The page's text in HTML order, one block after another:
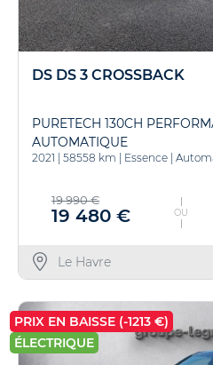
DS DS 3 CROSSBACK
PURETECH 130CH
AUTOMATIQUE
2021 58558 km Essence
19 990 €
19 480 € OU
Le Havre
PRIX EN BAISSE (-1213 €)
ÉLECTRIQUE